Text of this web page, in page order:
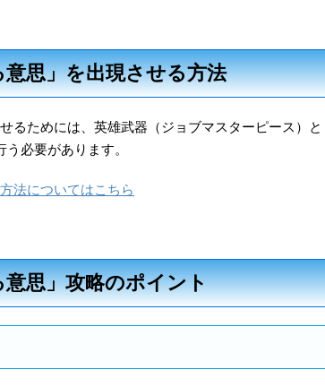
思」を出現させる方法
るためには、英雄武器（ジョブマスターピース）と
必要があります。
法についてはこちら
思」攻略のポイント